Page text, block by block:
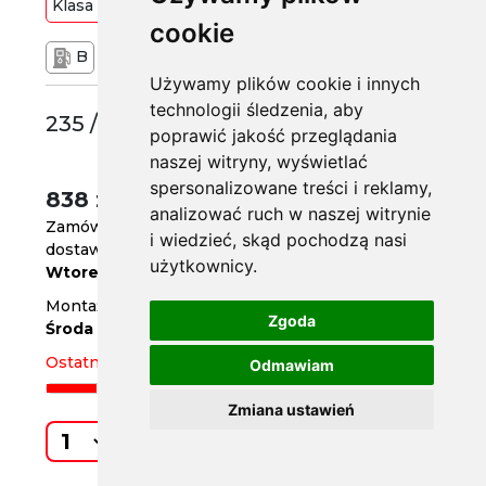
cookie
Używamy plików cookie i innych
technologii śledzenia, aby
poprawić jakość przeglądania
naszej witryny, wyświetlać
spersonalizowane treści i reklamy,
analizować ruch w naszej witrynie
i wiedzieć, skąd pochodzą nasi
użytkownicy.
Zgoda
Odmawiam
Zmiana ustawień
Klasa Premium 96 W
B
235 /40 R19
838 zł
Zamów do
godz. 14
dostawa już jutro
Wtorek
Montaż w serwisie za 2 dni
Środa
Ostatnia sztuka